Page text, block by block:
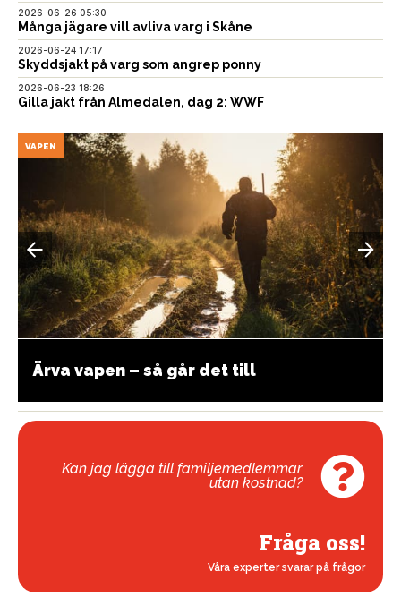
2026-06-26 05:30
Många jägare vill avliva varg i Skåne
2026-06-24 17:17
Skyddsjakt på varg som angrep ponny
2026-06-23 18:26
Gilla jakt från Almedalen, dag 2: WWF
VAPEN
Ärva vapen – så går det till
Kan jag lägga till familjemedlemmar
utan kostnad?
Fråga oss!
Våra experter svarar på frågor